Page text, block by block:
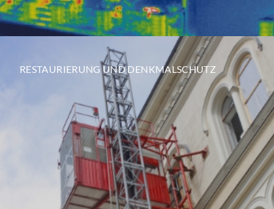
RESTAURIERUNG UND DENKMALSCHUTZ